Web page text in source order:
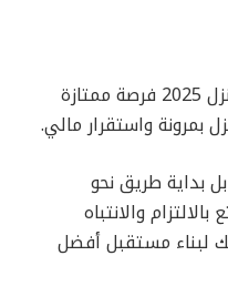
تُعد وظيفة إدخال بيانات من المنزل 2025 فرصة ممتازة
بمرونة واستقرار مالي.
بداية طريق نحو
والانتباه
لبناء مستقبل أفضل